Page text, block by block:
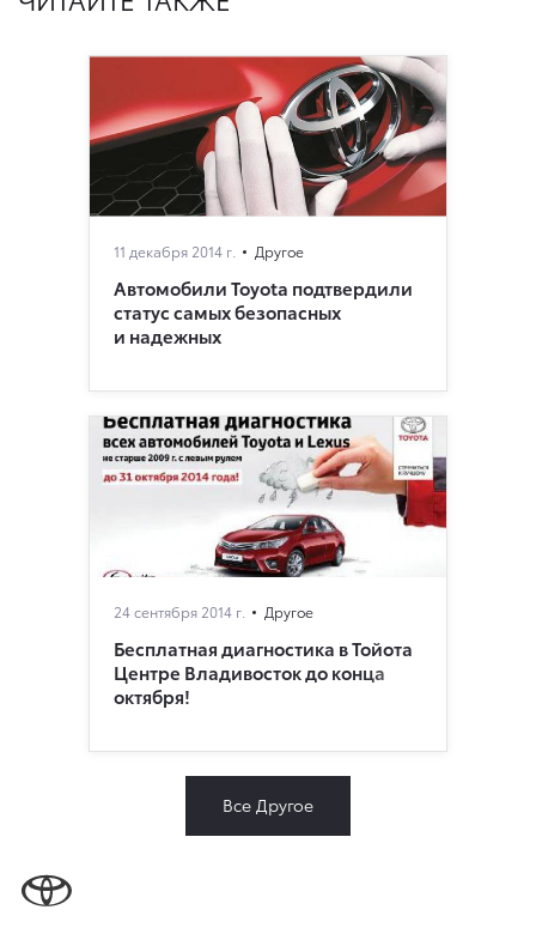
11 декабря 2014 г. Другое
Автомобили Toyota подтвердили
статус самых безопасных
и надежных
24 сентября 2014 г. Другое
Бесплатная диагностика в Тойота
Центре Владивосток до конца
октября!
Все Другое